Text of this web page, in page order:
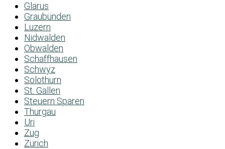
Glarus
Graubünden
Luzern
Nidwalden
Obwalden
Schaffhausen
Schwyz
Solothurn
St. Gallen
Steuern Sparen
Thurgau
Uri
Zug
Zürich